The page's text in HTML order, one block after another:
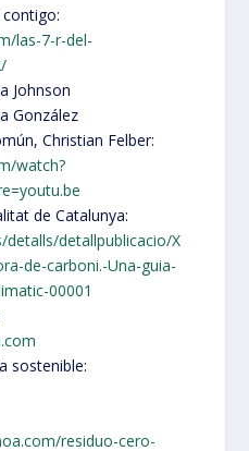
las-7-r-del-
Johnson
González
Christian Felber:
watch?
de Catalunya:
detallpublicacio/X
de-carboni.-Una-guia-
00001
sostenible:
residuo-cero-